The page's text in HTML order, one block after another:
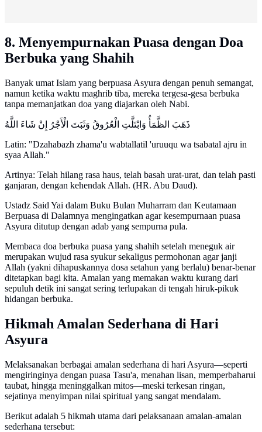
8. Menyempurnakan Puasa dengan Doa
Berbuka yang Shahih
Banyak umat Islam yang berpuasa Asyura dengan penuh semangat,
namun ketika waktu maghrib tiba, mereka tergesa-gesa berbuka
tanpa memanjatkan doa yang diajarkan oleh Nabi.
ذَهَبَ الظَّمَأُ وَابْتَلَّتِ الْعُرُوقُ وَثَبَتَ الْأَجْرُ إِنْ شَاءَ اللَّهُ
Latin: "Dzahabazh zhama'u wabtallatil 'uruuqu wa tsabatal ajru in
syaa Allah."
Artinya: Telah hilang rasa haus, telah basah urat-urat, dan telah pasti
ganjaran, dengan kehendak Allah. (HR. Abu Daud).
Ustadz Said Yai dalam Buku Bulan Muharram dan Keutamaan
Berpuasa di Dalamnya mengingatkan agar kesempurnaan puasa
Asyura ditutup dengan adab yang sempurna pula.
Membaca doa berbuka puasa yang shahih setelah meneguk air
merupakan wujud rasa syukur sekaligus permohonan agar janji
Allah (yakni dihapuskannya dosa setahun yang berlalu) benar-benar
ditetapkan bagi kita. Amalan yang memakan waktu kurang dari
sepuluh detik ini sangat sering terlupakan di tengah hiruk-pikuk
hidangan berbuka.
Hikmah Amalan Sederhana di Hari
Asyura
Melaksanakan berbagai amalan sederhana di hari Asyura—seperti
mengiringinya dengan puasa Tasu'a, menahan lisan, memperbaharui
taubat, hingga meninggalkan mitos—meski terkesan ringan,
sejatinya menyimpan nilai spiritual yang sangat mendalam.
Berikut adalah 5 hikmah utama dari pelaksanaan amalan-amalan
sederhana tersebut: